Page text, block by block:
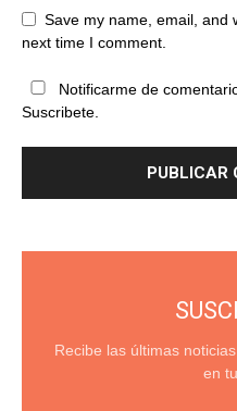
Save my name, email, and
next time I comment.
Notificarme de
Suscribete.
Recibe las últimas
en